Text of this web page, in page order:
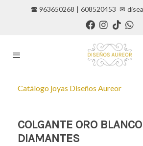
🕿 963650268 | 608520453 ✉
Catálogo joyas Diseños Aureor
COLGANTE ORO
DIAMANTES